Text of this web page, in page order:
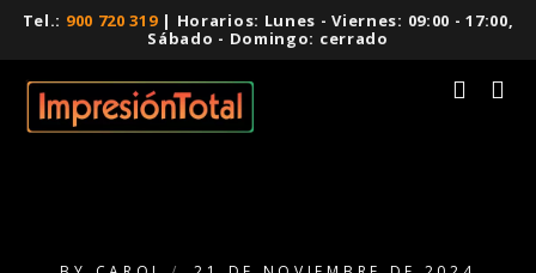
Tel.: 900 720 319| Horarios: Lunes - Viernes: 09:00 - 17:00,
Sábado - Domingo: cerrado